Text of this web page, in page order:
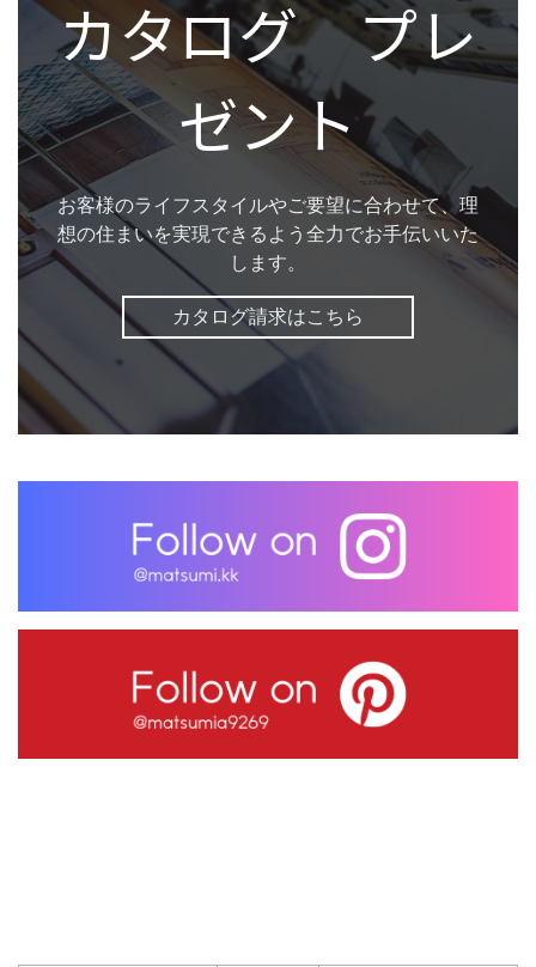
カタログ プレ
ゼント
お客様のライフスタイルやご要望に合わせて、理
想の住まいを実現できるよう全力でお手伝いいた
します。
カタログ請求はこちら